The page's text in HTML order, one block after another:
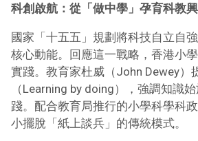
科創啟航：從「做中學」孕育科教
國家「十五五」規劃將科技自立自
核心動能。回應這一戰略，香港小
實踐。教育家杜威（John Dewey）
（Learning by doing），強調知識
踐。配合教育局推行的小學科學科
小擺脫「紙上談兵」的傳統模式。